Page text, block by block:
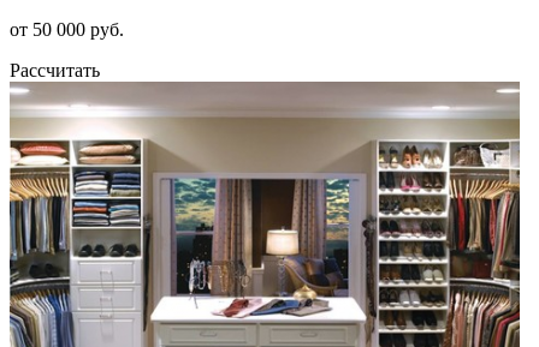
от 50 000 руб.
Рассчитать